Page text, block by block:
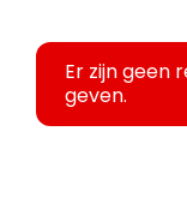
Er zijn geen
geven.